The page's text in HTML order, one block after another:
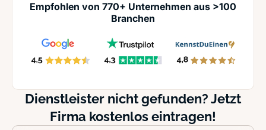
Empfohlen von 770+ Unternehmen aus >100
Branchen
Dienstleister nicht gefunden? Jetzt
Firma kostenlos eintragen!